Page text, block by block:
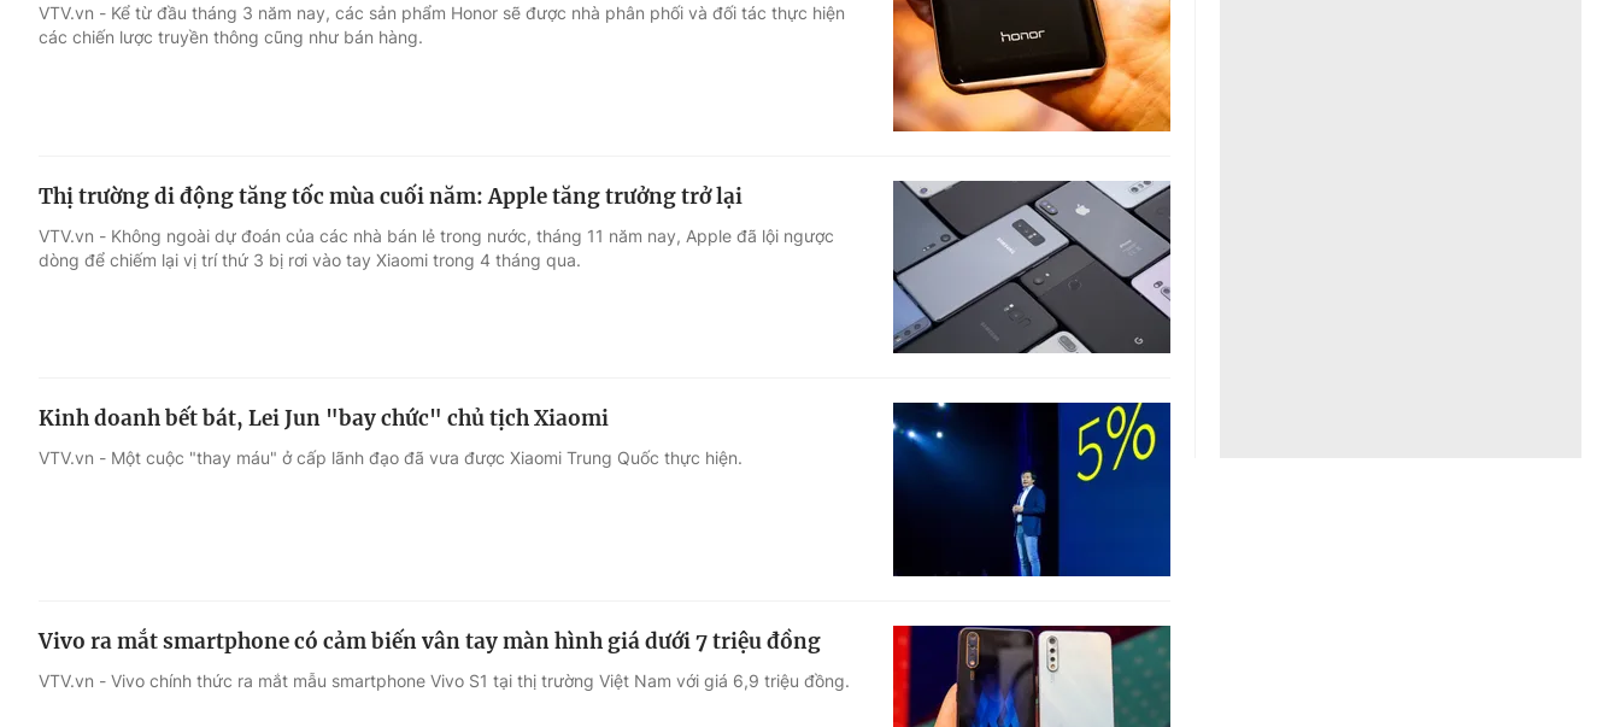
Góc ảnh
Điện ảnh
Âm nhạc
Sao
Du lịch
Làm đẹp
Chất lượng cuộc sống
Tuyển sinh
Học trực tuyến
Công nghệ
Hitech Công nghệ tương lai
Sản phẩm
Thị trường
Tư vấn
VTV.vn - Kể từ đầu tháng 3 năm nay, các sản phẩm Honor sẽ được nhà phân phối và đối tác thực hiện
các chiến lược truyền thông cũng như bán hàng.
Thị trường di động tăng tốc mùa cuối năm: Apple tăng trưởng trở lại
VTV.vn - Không ngoài dự đoán của các nhà bán lẻ trong nước, tháng 11 năm nay, Apple đã lội ngược
dòng để chiếm lại vị trí thứ 3 bị rơi vào tay Xiaomi trong 4 tháng qua.
Kinh doanh bết bát, Lei Jun "bay chức" chủ tịch Xiaomi
VTV.vn - Một cuộc "thay máu" ở cấp lãnh đạo đã vưa được Xiaomi Trung Quốc thực hiện.
Vivo ra mắt smartphone có cảm biến vân tay màn hình giá dưới 7 triệu đồng
VTV.vn - Vivo chính thức ra mắt mẫu smartphone Vivo S1 tại thị trường Việt Nam với giá 6,9 triệu đồng.